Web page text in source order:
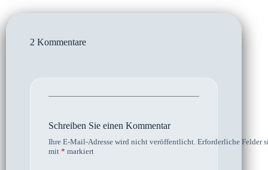
2 Kommentare
Schreiben Sie einen Kommentar
Ihre E-Mail-Adresse wird nicht veröffentlicht. Erforderliche Felder
mit * markiert